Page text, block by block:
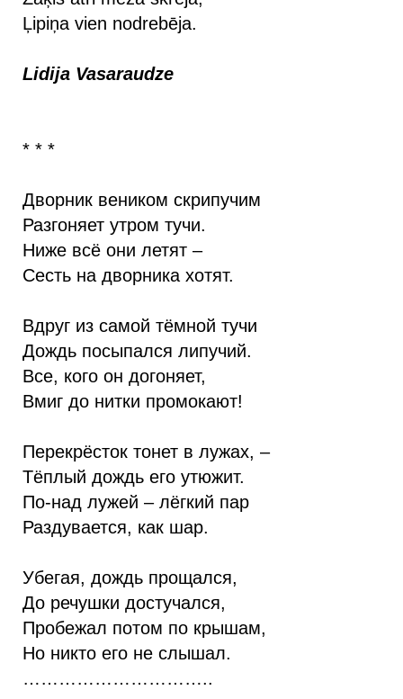
Ļipiņa vien nodrebēja.
Lidija Vasaraudze
* * *
Дворник веником скрипучим
Разгоняет утром тучи.
Ниже всё они летят –
Сесть на дворника хотят.
Вдруг из самой тёмной тучи
Дождь посыпался липучий.
Все, кого он догоняет,
Вмиг до нитки промокают!
Перекрёсток тонет в лужах, –
Тёплый дождь его утюжит.
По-над лужей – лёгкий пар
Раздувается, как шар.
Убегая, дождь прощался,
До речушки достучался,
Пробежал потом по крышам,
Но никто его не слышал.
…………………………..